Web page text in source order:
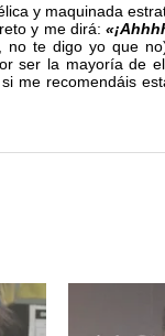
y maquinada
y me dirá:
no te digo yo que
ser la mayoría de
me recomendáis